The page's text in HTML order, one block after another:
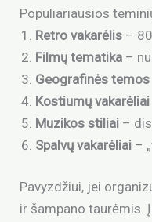
Populiariausios
Retro vakarėlis –
Filmų tematika –
Geografinės temos
Kostiumų vakarėliai
Muzikos stiliai –
Spalvų vakarėliai –
Pavyzdžiui, jei
ir šampano taurėmis.